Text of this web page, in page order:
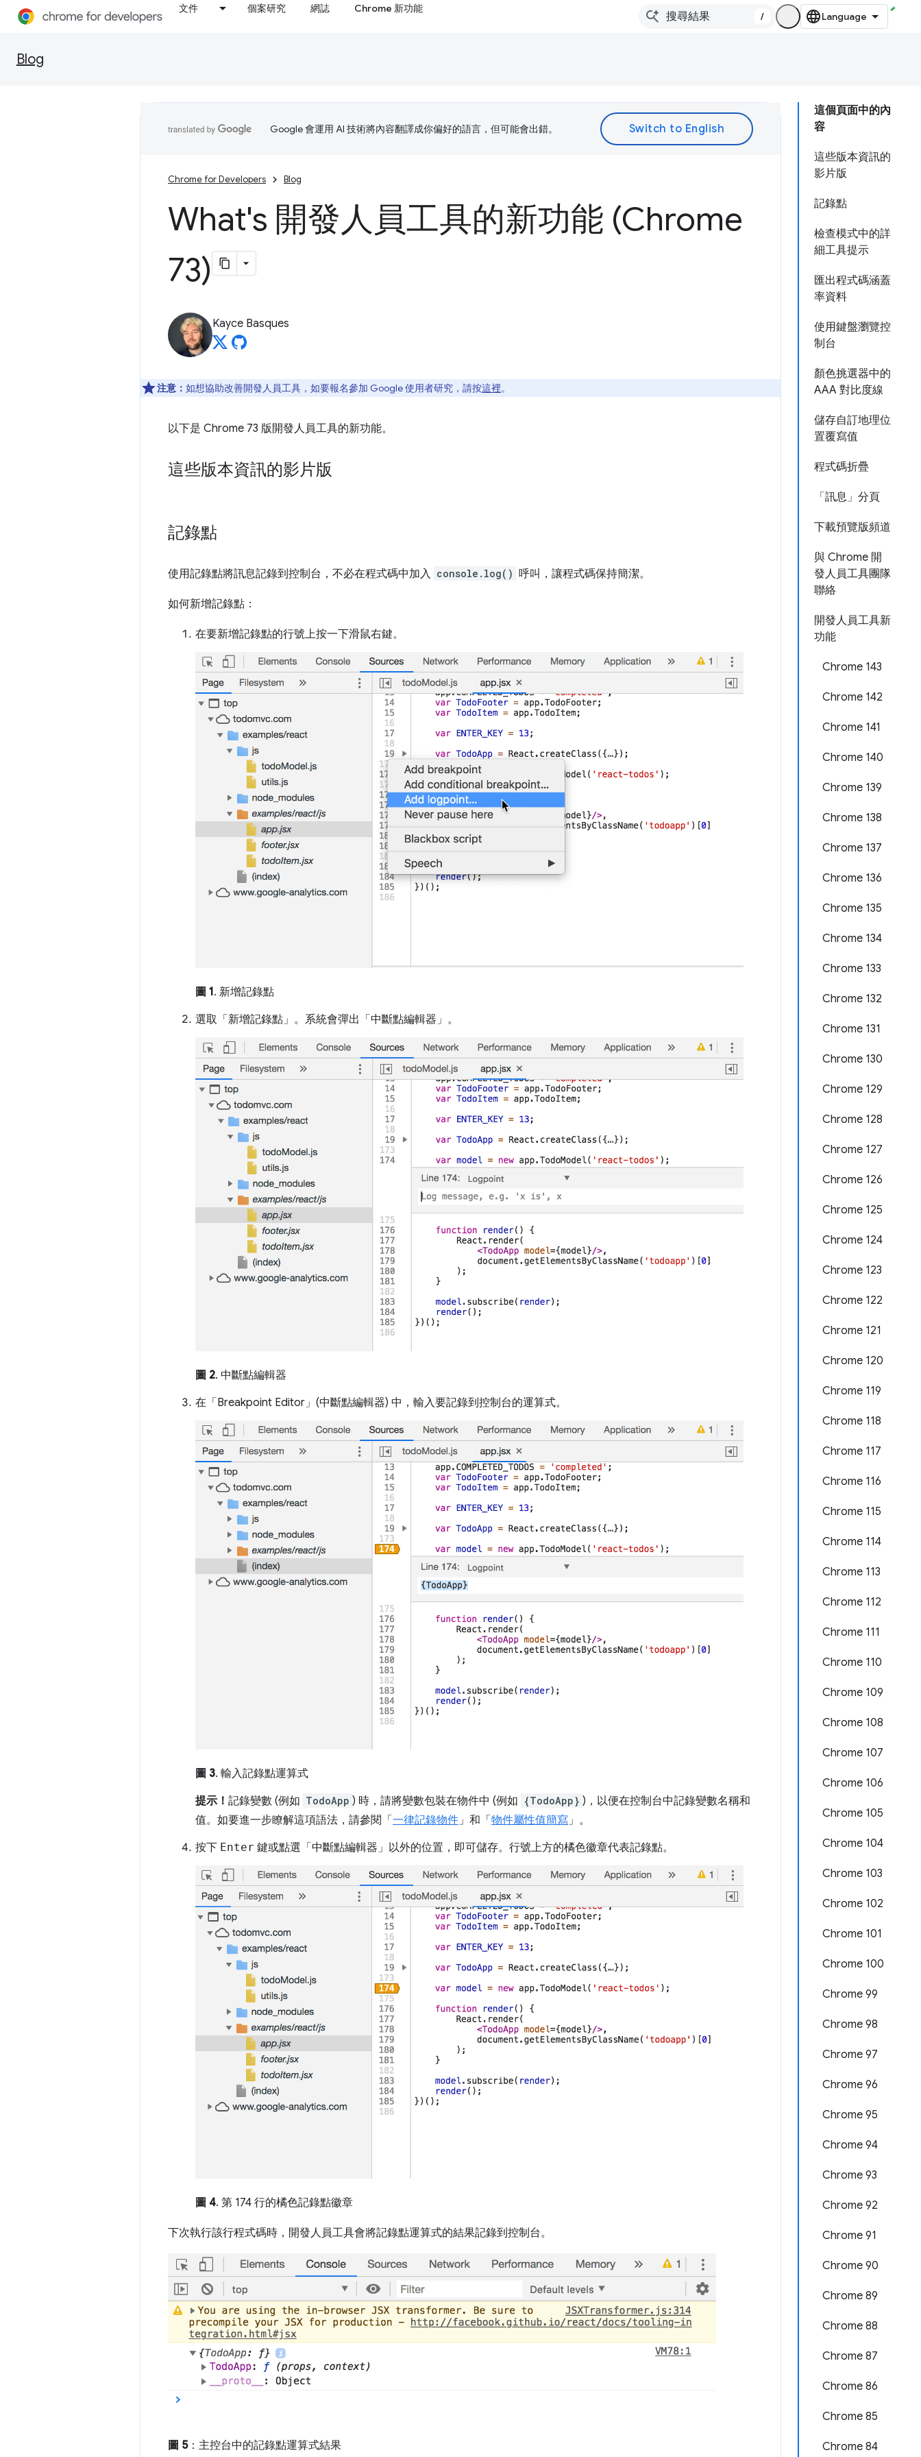
文件 個案研究 網誌 Chrome 新功能
/
Blog
這個頁面中的內
容
這些版本資訊的
影片版
記錄點
檢查模式中的詳
細工具提示
匯出程式碼涵蓋
率資料
使用鍵盤瀏覽控
制台
顏色挑選器中的
AAA 對比度線
儲存自訂地理位
置覆寫值
程式碼折疊
「訊息」分頁
下載預覽版頻道
與 Chrome 開
發人員工具團隊
聯絡
開發人員工具新
功能
Chrome 143
Chrome 142
Chrome 141
Chrome 140
Chrome 139
Chrome 138
Chrome 137
Chrome 136
Chrome 135
Chrome 134
Chrome 133
Chrome 132
Chrome 131
Chrome 130
Chrome 129
Chrome 128
Chrome 127
Chrome 126
Chrome 125
Chrome 124
Chrome 123
Chrome 122
Chrome 121
Chrome 120
Chrome 119
Chrome 118
Chrome 117
Chrome 116
Chrome 115
Chrome 114
Chrome 113
Chrome 112
Chrome 111
Chrome 110
Chrome 109
Chrome 108
Chrome 107
Chrome 106
Chrome 105
Chrome 104
Chrome 103
Chrome 102
Chrome 101
Chrome 100
Chrome 99
Chrome 98
Chrome 97
Chrome 96
Chrome 95
Chrome 94
Chrome 93
Chrome 92
Chrome 91
Chrome 90
Chrome 89
Chrome 88
Chrome 87
Chrome 86
Chrome 85
Chrome 84
Google 會運用 AI 技術將內容翻譯成你偏好的語言，但可能會出錯。
Chrome for Developers Blog
What's 開發人員工具的新功能 (Chrome
73)
Kayce Basques
注意： 如想協助改善開發人員工具，如要報名參加 Google 使用者研究，請按這裡。
以下是 Chrome 73 版開發人員工具的新功能。
這些版本資訊的影片版
記錄點
使用記錄點將訊息記錄到控制台，不必在程式碼中加入 console.log() 呼叫，讓程式碼保持簡潔。
如何新增記錄點：
在要新增記錄點的行號上按一下滑鼠右鍵。
圖 1. 新增記錄點
選取「新增記錄點」 。系統會彈出「中斷點編輯器」 。
圖 2. 中斷點編輯器
在「Breakpoint Editor」(中斷點編輯器) 中，輸入要記錄到控制台的運算式。
圖 3. 輸入記錄點運算式
提示！ 記錄變數 (例如 TodoApp ) 時，請將變數包裝在物件中 (例如 {TodoApp} )，以便在控制台中記錄變數名稱和
值。如要進一步瞭解這項語法，請參閱「 一律記錄物件」和「 物件屬性值簡寫」。
按下 Enter 鍵或點選「中斷點編輯器」 以外的位置，即可儲存。行號上方的橘色徽章代表記錄點。
圖 4. 第 174 行的橘色記錄點徽章
下次執行該行程式碼時，開發人員工具會將記錄點運算式的結果記錄到控制台。
圖 5：主控台中的記錄點運算式結果